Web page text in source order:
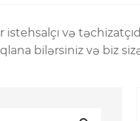
və
bilərsiniz və biz